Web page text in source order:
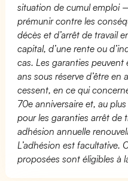
situation de cumul emploi
prémunir contre les
décès et d’arrêt de travail
capital, d’une rente ou
cas. Les garanties
ans sous réserve d’être
cessent, en ce qui
70e anniversaire et, au
pour les garanties arrêt de
adhésion annuelle
L’adhésion est facultative.
proposées sont éligibles à